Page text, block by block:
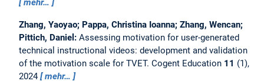
mehr…
Zhang, Yaoyao; Pappa, Christina Ioanna; Zhang, Wencan;
Pittich, Daniel: Assessing motivation for user-generated
technical instructional videos: development and validation
of the motivation scale for TVET. Cogent Education 11 (1),
2024
mehr…